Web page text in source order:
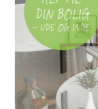
SÆDEDYBDE
48 cm
RYGLÆNSHØJDE
41 cm